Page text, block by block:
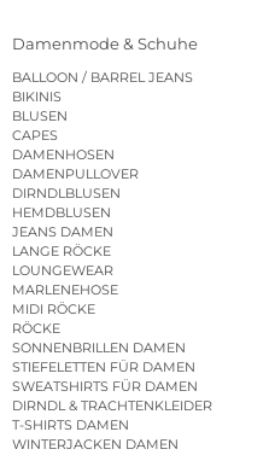
Damenmode & Schuhe
BALLOON / BARREL JEANS
BIKINIS
BLUSEN
CAPES
DAMENHOSEN
DAMENPULLOVER
DIRNDLBLUSEN
HEMDBLUSEN
JEANS DAMEN
LANGE RÖCKE
LOUNGEWEAR
MARLENEHOSE
MIDI RÖCKE
RÖCKE
SONNENBRILLEN DAMEN
STIEFELETTEN FÜR DAMEN
SWEATSHIRTS FÜR DAMEN
DIRNDL & TRACHTENKLEIDER
T-SHIRTS DAMEN
WINTERJACKEN DAMEN